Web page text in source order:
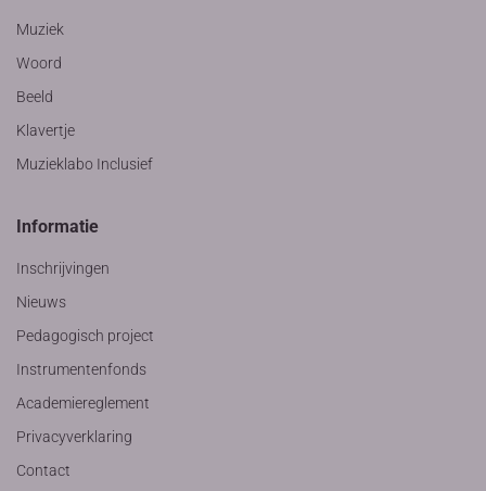
Muziek
Woord
Beeld
Klavertje
Muzieklabo Inclusief
Informatie
Inschrijvingen
Nieuws
Pedagogisch project
Instrumentenfonds
Academiereglement
Privacyverklaring
Contact